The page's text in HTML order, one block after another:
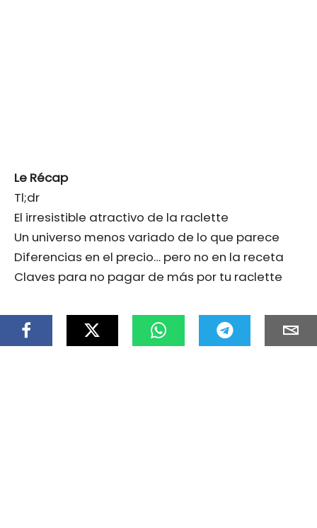
Le Récap
Tl;dr
El irresistible atractivo de la raclette
Un universo menos variado de lo que parece
Diferencias en el precio… pero no en la receta
Claves para no pagar de más por tu raclette